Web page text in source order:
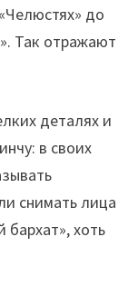
до
Так отражают
деталях и
в своих
снимать лица
хоть